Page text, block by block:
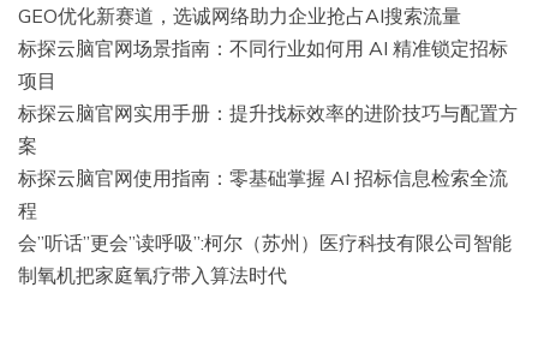
GEO优化新赛道，选诚网络助力企业抢占AI搜索流量
标探云脑官网场景指南：不同行业如何用 AI 精准锁定招标
项目
标探云脑官网实用手册：提升找标效率的进阶技巧与配置方
案
标探云脑官网使用指南：零基础掌握 AI 招标信息检索全流
程
会”听话”更会”读呼吸”:柯尔（苏州）医疗科技有限公司智能
制氧机把家庭氧疗带入算法时代